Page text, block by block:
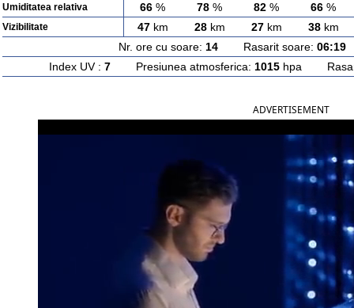
Umiditatea relativa 66 % 78 % 82 % 66 %
Vizibilitate 47km 28km 27km 38km
Nr. ore cu soare: 14Rasarit soare: 06:19
Index UV : 7Presiunea atmosferica: 1015hpa
ADVERTISEMENT